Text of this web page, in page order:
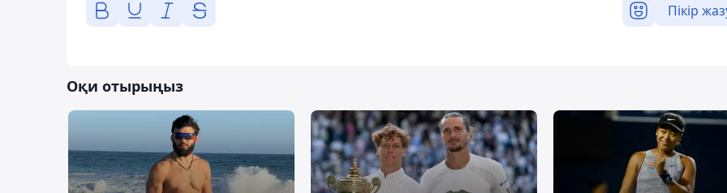
Пікір
Оқи отырыңыз